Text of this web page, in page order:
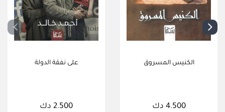
على نفقة الدولة
2.500 دك
الكنيس المسروق
4.500 دك